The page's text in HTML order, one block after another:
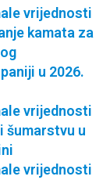
vrijednosti
kamata za
u 2026.
vrijednosti
šumarstvu u
vrijednosti